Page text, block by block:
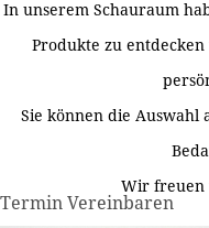
In unserem Schauraum
Produkte zu
Sie können die Auswahl
Wir freuen
Termin Vereinbaren